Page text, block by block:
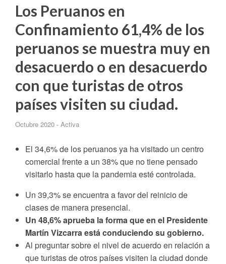
Los Peruanos en
Confinamiento 61,4% de los
peruanos se muestra muy en
desacuerdo o en desacuerdo
con que turistas de otros
países visiten su ciudad.
Octubre 2020 - Activa
El 34,6% de los peruanos ya ha visitado un centro
comercial frente a un 38% que no tiene pensado
visitarlo hasta que la pandemia esté controlada.
Un 39,3% se encuentra a favor del reinicio de
clases de manera presencial.
Un 48,6% aprueba la forma que en el Presidente
Martín Vizcarra está conduciendo su gobierno.
Al preguntar sobre el nivel de acuerdo en relación a
que turistas de otros países visiten la ciudad donde